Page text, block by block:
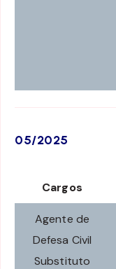
05/2025
Cargos
Agente de
Defesa Civil
Substituto